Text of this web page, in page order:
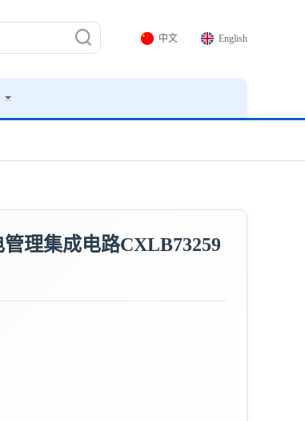
中文 English
理集成电路CXLB73259